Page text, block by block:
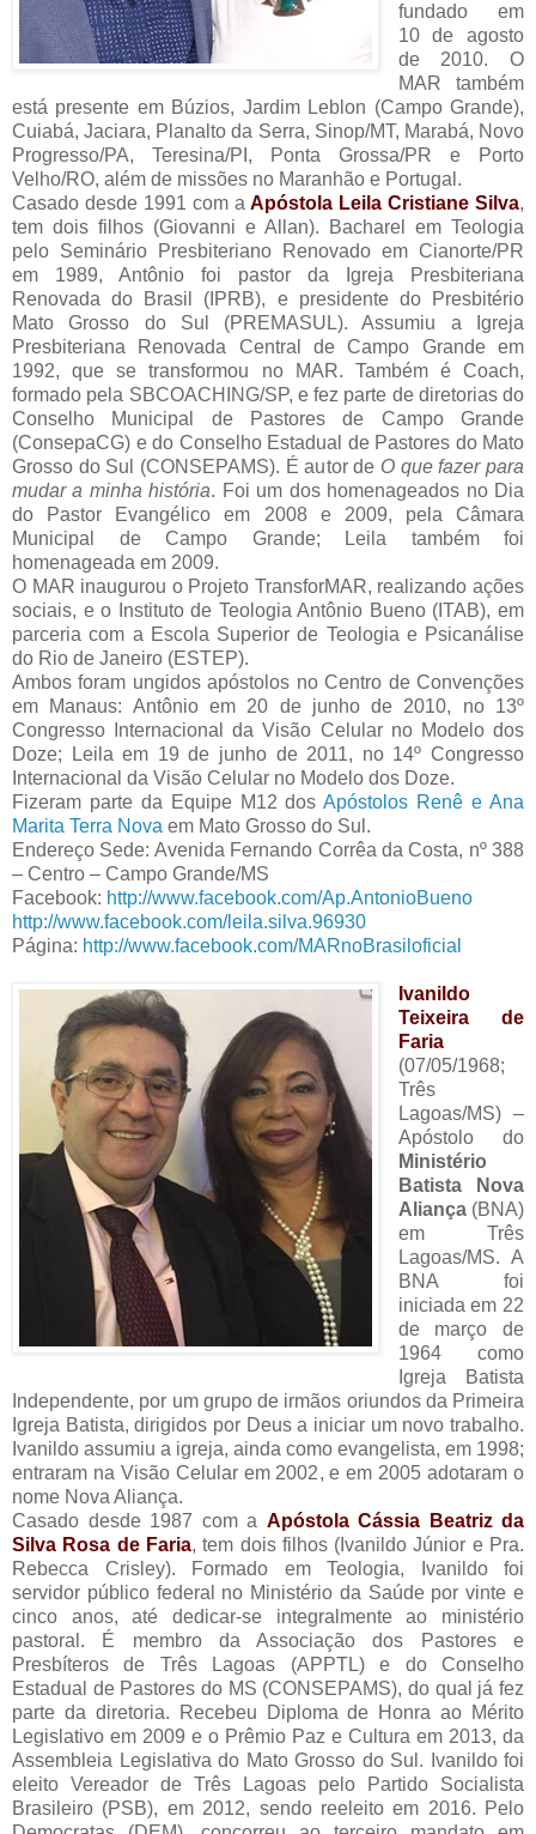
fundado em
10 de agosto
de 2010. O
MAR também
está presente em Búzios, Jardim Leblon (Campo Grande),
Cuiabá, Jaciara, Planalto da Serra, Sinop/MT, Marabá, Novo
Progresso/PA, Teresina/PI, Ponta Grossa/PR e Porto
Velho/RO, além de missões no Maranhão e Portugal.
Casado desde 1991 com aApóstola Leila Cristiane Silva,
tem dois filhos (Giovanni e Allan). Bacharel em Teologia
pelo Seminário Presbiteriano Renovado em Cianorte/PR
em 1989, Antônio foi pastor da Igreja Presbiteriana
Renovada do Brasil (IPRB), e presidente do Presbitério
Mato Grosso do Sul (PREMASUL). Assumiu a Igreja
Presbiteriana Renovada Central de Campo Grande em
1992, que se transformou no MAR. Também é Coach,
formado pela SBCOACHING/SP, e fez parte de diretorias do
Conselho Municipal de Pastores de Campo Grande
(ConsepaCG) e do Conselho Estadual de Pastores do Mato
Grosso do Sul (CONSEPAMS). É autor de O que fazer para
mudar a minha história. Foi um dos homenageados no Dia
do Pastor Evangélico em 2008 e 2009, pela Câmara
Municipal de Campo Grande; Leila também foi
homenageada em 2009.
O MAR inaugurou o Projeto TransforMAR, realizando ações
sociais, e o Instituto de Teologia Antônio Bueno (ITAB), em
parceria com a Escola Superior de Teologia e Psicanálise
do Rio de Janeiro (ESTEP).
Ambos foram ungidos apóstolos no Centro de Convenções
em Manaus: Antônio em 20 de junho de 2010, no 13º
Congresso Internacional da Visão Celular no Modelo dos
Doze; Leila em 19 de junho de 2011, no 14º Congresso
Internacional da Visão Celular no Modelo dos Doze.
Fizeram parte da Equipe M12 dosApóstolos Renê e Ana
Marita Terra Nova em Mato Grosso do Sul.
Endereço Sede: Avenida Fernando Corrêa da Costa, nº 388
– Centro – Campo Grande/MS
Facebook: http://www.facebook.com/Ap.AntonioBueno
http://www.facebook.com/leila.silva.96930
Página: http://www.facebook.com/MARnoBrasiloficial
Ivanildo
Teixeira de
Faria
(07/05/1968;
Três
Lagoas/MS) –
Apóstolo do
Ministério
Batista Nova
Aliança(BNA)
em Três
Lagoas/MS. A
BNA foi
iniciada em 22
de março de
1964 como
Igreja Batista
Independente, por um grupo de irmãos oriundos da Primeira
Igreja Batista, dirigidos por Deus a iniciar um novo trabalho.
Ivanildo assumiu a igreja, ainda como evangelista, em 1998;
entraram na Visão Celular em 2002, e em 2005 adotaram o
nome Nova Aliança.
Casado desde 1987 com a Apóstola Cássia Beatriz da
Silva Rosa de Faria, tem dois filhos (Ivanildo Júnior e Pra.
Rebecca Crisley). Formado em Teologia, Ivanildo foi
servidor público federal no Ministério da Saúde por vinte e
cinco anos, até dedicar-se integralmente ao ministério
pastoral. É membro da Associação dos Pastores e
Presbíteros de Três Lagoas (APPTL) e do Conselho
Estadual de Pastores do MS (CONSEPAMS), do qual já fez
parte da diretoria. Recebeu Diploma de Honra ao Mérito
Legislativo em 2009 e o Prêmio Paz e Cultura em 2013, da
Assembleia Legislativa do Mato Grosso do Sul. Ivanildo foi
eleito Vereador de Três Lagoas pelo Partido Socialista
Brasileiro (PSB), em 2012, sendo reeleito em 2016. Pelo